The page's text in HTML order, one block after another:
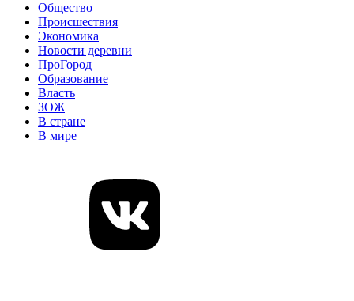
Общество
Происшествия
Экономика
Новости деревни
ПроГород
Образование
Власть
ЗОЖ
В стране
В мире